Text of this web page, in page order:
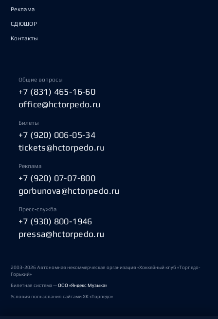
Реклама
СДЮШОР
Контакты
Общие вопросы
+7 (831) 465-16-60
office@hctorpedo.ru
Билеты
+7 (920) 006-05-34
tickets@hctorpedo.ru
Реклама
+7 (920) 07-07-800
gorbunova@hctorpedo.ru
Пресс-служба
+7 (930) 800-1946
pressa@hctorpedo.ru
2003-2026 Автономная некоммерческая организация «Хоккейный клуб «Торпедо-
Горький»
Билетная система —ООО «Яндекс Музыка»
Условия пользования сайтами ХК «Торпедо»